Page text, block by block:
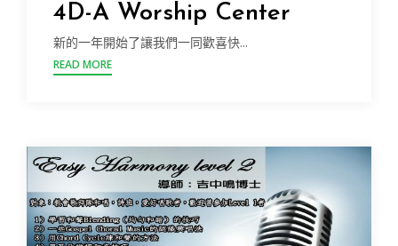
4D-A Worship Center
新的一年開始了讓我們一同歡喜快...
READ MORE